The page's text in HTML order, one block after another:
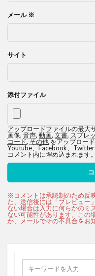
メール ※
サイト
添付ファイル
アップロードファイルの最大
画像, 音声, 動画, 文書, スプレ
コード,その他をアップロー
Youtube、Facebook、
コメント内に埋め込まれます。